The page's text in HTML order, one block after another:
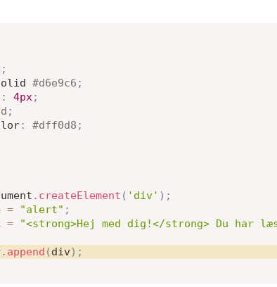
;
#d6e9c6 ;
: 4px;
;
: #dff0d8 ;
. createElement ( 'div' ) ;
= "alert" ;
= "<strong>Hej med dig!</strong> Du har
. append (div) ;